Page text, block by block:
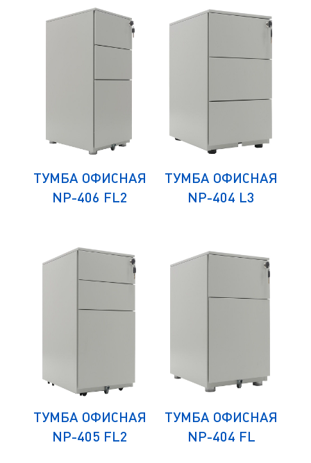
ТУМБА ОФИСНАЯ
NP-406 FL2
ТУМБА ОФИСНАЯ
NP-405 FL2
ТУМБА ОФИСНАЯ
NP-404 L3
ТУМБА ОФИСНАЯ
NP-404 FL